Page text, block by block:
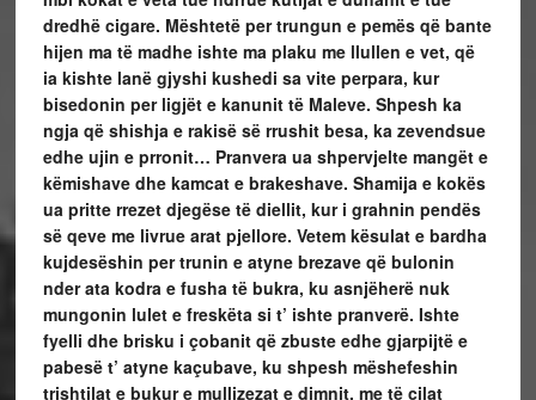
dredhë cigare. Mështetë per trungun e pemës që bante
hijen ma të madhe ishte ma plaku me llullen e vet, që
ia kishte lanë gjyshi kushedi sa vite perpara, kur
bisedonin per ligjët e kanunit të Maleve. Shpesh ka
ngja që shishja e rakisë së rrushit besa, ka zevendsue
edhe ujin e prronit… Pranvera ua shpervjelte mangët e
këmishave dhe kamcat e brakeshave. Shamija e kokës
ua pritte rrezet djegëse të diellit, kur i grahnin pendës
së qeve me livrue arat pjellore. Vetem kësulat e bardha
kujdesëshin per trunin e atyne brezave që bulonin
nder ata kodra e fusha të bukra, ku asnjëherë nuk
mungonin lulet e freskëta si t’ ishte pranverë. Ishte
fyelli dhe brisku i çobanit që zbuste edhe gjarpijtë e
pabesë t’ atyne kaçubave, ku shpesh mëshefeshin
trishtilat e bukur e mullizezat e dimnit, me të cilat